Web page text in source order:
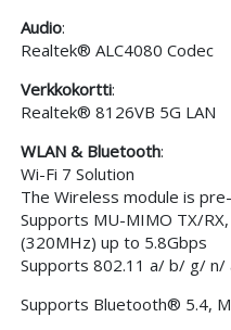
Audio:
Realtek® ALC4080 Codec
Verkkokortti:
Realtek® 8126VB 5G LAN
WLAN & Bluetooth:
Wi-Fi 7 Solution
The Wireless module is
Supports MU-MIMO TX/
(320MHz) up to 5.8Gbps
Supports 802.11 a/ b/ g/ n/
Supports Bluetooth® 5.4,